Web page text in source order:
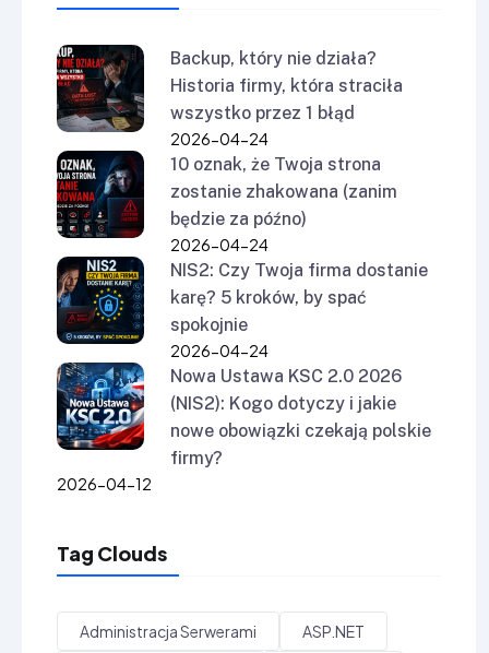
Backup, który nie działa?
Historia firmy, która straciła
wszystko przez 1 błąd
2026-04-24
10 oznak, że Twoja strona
zostanie zhakowana (zanim
będzie za późno)
2026-04-24
NIS2: Czy Twoja firma dostanie
karę? 5 kroków, by spać
spokojnie
2026-04-24
Nowa Ustawa KSC 2.0 2026
(NIS2): Kogo dotyczy i jakie
nowe obowiązki czekają polskie
firmy?
2026-04-12
Tag Clouds
Administracja Serwerami
ASP.NET